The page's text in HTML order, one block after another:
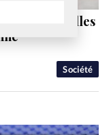
Société
les nouvelles